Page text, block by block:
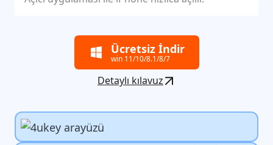
Ücretsiz İndir
win 11/10/8.1/8/7
Detaylı kılavuz